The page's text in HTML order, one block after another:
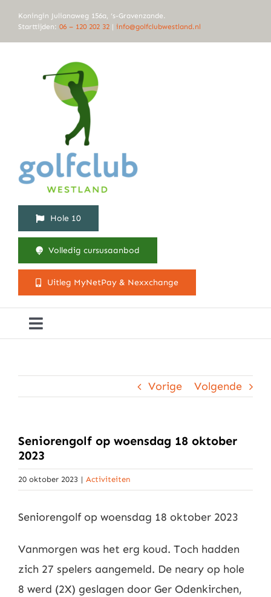
naar
Koningin Julianaweg 156a, ‘s-Gravenzande.
Starttijden: 06 – 120 202 32 | info@golfclubwestland.nl
Hole 10
Volledig cursusaanbod
Uitleg MyNetPay & Nexxchange
Toggle
Lessen
Arrangementen
Activiteitenkalender
Cursusaanbod
Vorige Volgende
Seniorengolf op woensdag 18 oktober
2023
20 oktober 2023 | Activiteiten
Seniorengolf op woensdag 18 oktober 2023
Vanmorgen was het erg koud. Toch hadden
zich 27 spelers aangemeld. De neary op hole
8 werd (2X) geslagen door Ger Odenkirchen,